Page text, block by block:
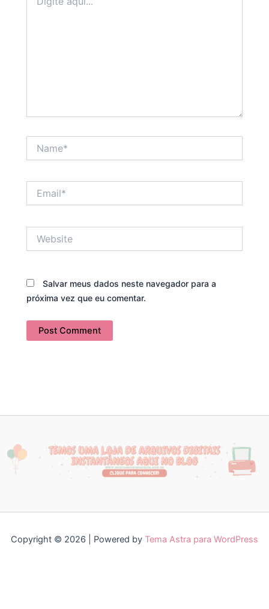
aqui...
Salvar meus dados neste navegador para a
próxima vez que eu comentar.
Copyright © 2026 | Powered by Tema Astra para WordPress